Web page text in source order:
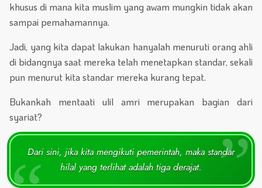
khusus di mana kita muslim yang awam mungkin tidak akan
sampai pemahamannya.
Jadi, yang kita dapat lakukan hanyalah menuruti orang ahli
di bidangnya saat mereka telah menetapkan standar, sekali
pun menurut kita standar mereka kurang tepat.
Bukankah mentaati ulil amri merupakan bagian dari
syariat?
Dari sini, jika kita mengikuti pemerintah, maka standar
hilal yang terlihat adalah tiga derajat.